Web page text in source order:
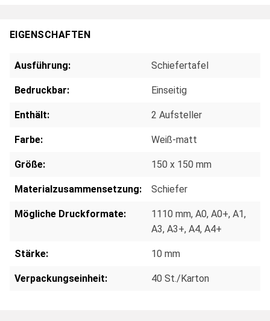
EIGENSCHAFTEN
Ausführung: Schiefertafel
Bedruckbar: Einseitig
Enthält: 2 Aufsteller
Farbe: Weiß-matt
Größe: 150 x 150 mm
Materialzusammensetzung: Schiefer
Mögliche Druckformate: 1110 mm, A0, A0+, A1,
A3, A3+, A4, A4+
Stärke: 10 mm
Verpackungseinheit: 40 St./Karton